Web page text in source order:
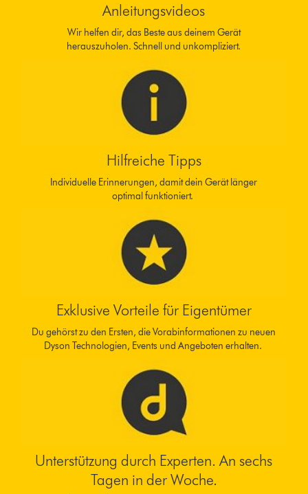
Anleitungsvideos
Wir helfen dir, das Beste aus deinem Gerät
herauszuholen. Schnell und unkompliziert.
Hilfreiche Tipps
Individuelle Erinnerungen, damit dein Gerät länger
optimal funktioniert.
Exklusive Vorteile für Eigentümer
Du gehörst zu den Ersten, die Vorabinformationen zu neuen
Dyson Technologien, Events und Angeboten erhalten.
Unterstützung durch Experten. An sechs
Tagen in der Woche.